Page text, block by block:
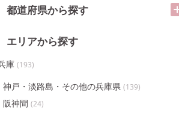
都道府県から探す
エリアから探す
庫 (193)
神戸・淡路島・その他の兵庫県 (139)
阪神間 (24)